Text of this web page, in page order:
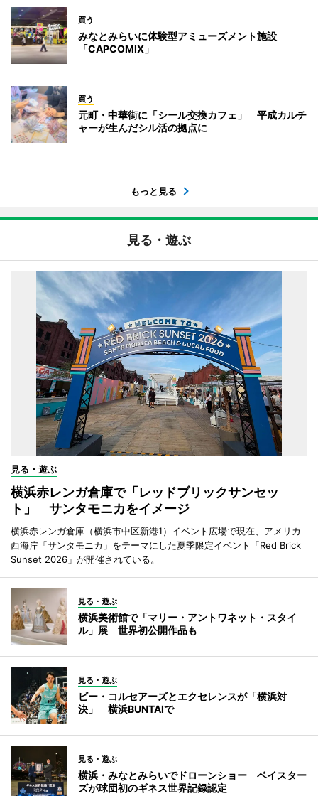
買う
みなとみらいに体験型アミューズメント施設
「CAPCOMIX」
買う
元町・中華街に「シール交換カフェ」 平成カルチ
ャーが生んだシル活の拠点に
もっと見る
見る・遊ぶ
見る・遊ぶ
横浜赤レンガ倉庫で「レッドブリックサンセッ
ト」 サンタモニカをイメージ
横浜赤レンガ倉庫（横浜市中区新港1）イベント広場で現在、アメリカ
西海岸「サンタモニカ」をテーマにした夏季限定イベント「Red Brick
Sunset 2026」が開催されている。
見る・遊ぶ
横浜美術館で「マリー・アントワネット・スタイ
ル」展 世界初公開作品も
見る・遊ぶ
ビー・コルセアーズとエクセレンスが「横浜対
決」 横浜BUNTAIで
見る・遊ぶ
横浜・みなとみらいでドローンショー ベイスター
ズが球団初のギネス世界記録認定